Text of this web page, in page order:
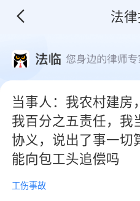
法
当事人：我农村建房
我百分之五责任，我
协义，说出了事一切
能向包工头追偿吗
工伤事故